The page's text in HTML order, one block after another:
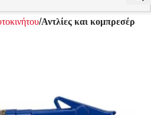
Αντλίες και κομπρεσέρ